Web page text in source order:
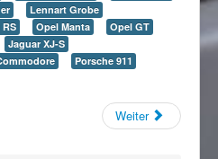
Lennart Grobe
RS Opel Manta
Opel GT
Jaguar XJ-S
Porsche 911
Weiter